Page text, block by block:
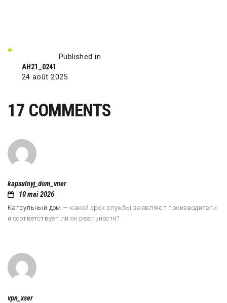
Published in
AH21_0241
24 août 2025
17 COMMENTS
kapsulnyj_dom_vner
10 mai 2026
Капсульный дом — какой срок службы заявляют производители
и соответствует ли он реальности?
vpn_xser